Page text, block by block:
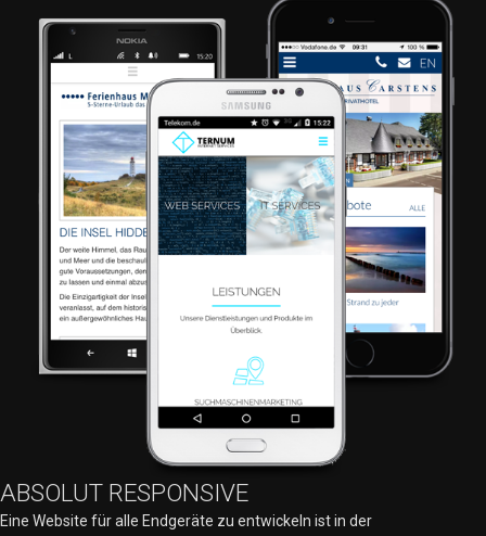
ABSOLUT RESPONSIVE
Eine Website für alle Endgeräte zu entwickeln ist in der